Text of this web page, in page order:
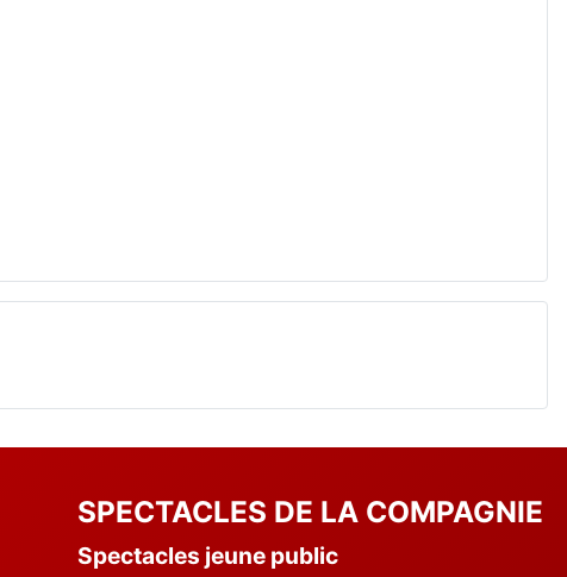
SPECTACLES DE LA COMPAGNIE
Spectacles jeune public